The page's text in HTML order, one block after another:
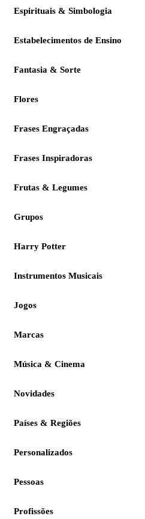
Espirituais & Simbologia
Estabelecimentos de Ensino
Fantasia & Sorte
Flores
Frases Engraçadas
Frases Inspiradoras
Frutas & Legumes
Grupos
Harry Potter
Instrumentos Musicais
Jogos
Marcas
Música & Cinema
Novidades
Países & Regiões
Personalizados
Pessoas
Profissões